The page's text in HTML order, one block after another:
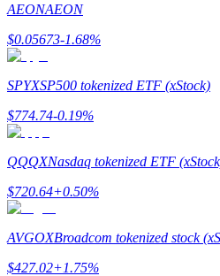
Information
Analyse de mégadonnées, y
AEONAEON
$0.05673-1.68%
SPYXSP500 tokenized ETF (xStock)
$774.74-0.19%
QQQXNasdaq tokenized ETF
$720.64+0.50%
AVGOXBroadcom tokenized stock
$427.02+1.75%